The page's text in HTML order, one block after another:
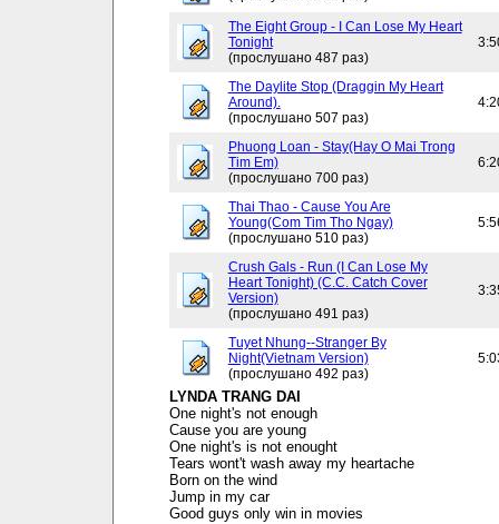
The Eight Group - I Can Lose My Heart
Tonight
(прослушано 487 раз)
The Daylite Stop (Draggin My Heart
Around).
(прослушано 507 раз)
Phuong Loan - Stay(Hay O Mai Trong
Tim Em)
(прослушано 700 раз)
Thai Thao - Cause You Are
Young(Com Tim Tho Ngay)
(прослушано 510 раз)
Crush Gals - Run (I Can Lose My
Heart Tonight) (C.C. Catch Cover
Version)
(прослушано 491 раз)
Tuyet Nhung--Stranger By
Night(Vietnam Version)
(прослушано 492 раз)
LYNDA TRANG DAI
One night's not enough
Cause you are young
One night's is not enought
Tears wont't wash away my heartache
Born on the wind
Jump in my car
Good guys only win in movies